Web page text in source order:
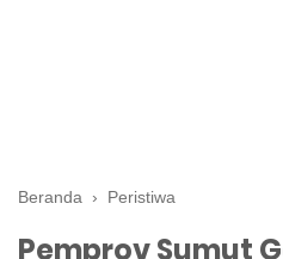
Beranda › Peristiwa
Pemprov Sumut